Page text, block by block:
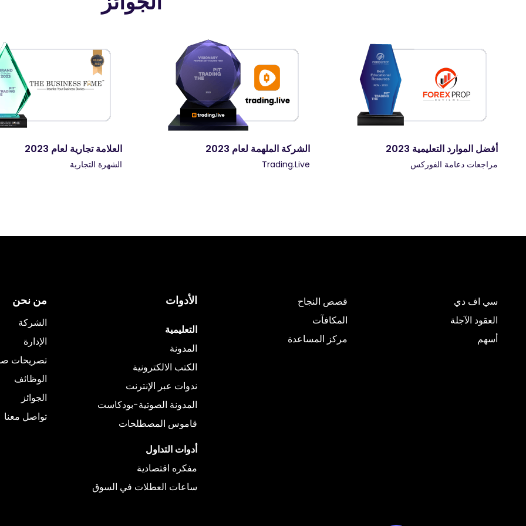
الشركة الملهمة لعام 2023
Trading.Live
العلامة تجارية لعام 2023
الشهرة التجارية
الشركة الأكثر شفافية لعام 2023
جوائز آفاق الأعمال التجارية العالمية
سي اف دي
العقود الآجلة
أسهم
قصص النجاح
المكافآت
مركز المساعدة
الأدوات
التعليمية
المدونة
الكتب الالكترونية
ندوات عبر الإنترنت
المدونة الصوتية-بودكاست
قاموس المصطلحات
أدوات التداول
مفكره اقتصادية
ساعات العطلات في السوق
من نحن
الشركة
الإدارة
تصريحات
الوظائف
الجوائز
تواصل معنا